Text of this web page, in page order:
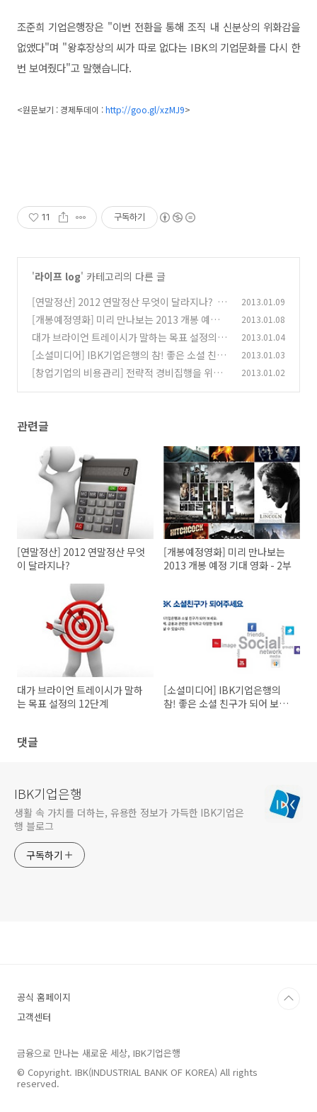
조준희 기업은행장은 "이번 전환을 통해 조직 내 신분상의 위화감을
없앴다"며 "왕후장상의 씨가 따로 없다는 IBK의 기업문화를 다시 한
번 보여줬다"고 말했습니다.
<원문보기 : 경제투데이 :http://goo.gl/xzMJ9>
11 구독하기
'라이프 log' 카테고리의 다른 글
[연말정산] 2012 연말정산 무엇이 달라지나?
(1
0)
2013.01.09
[개봉예정영화] 미리 만나보는 2013 개봉 예정
기대 영화 - 2부 (4)
2013.01.08
대가 브라이언 트레이시가 말하는 목표 설정의 1
2단계
(0)
2013.01.04
[소셜미디어] IBK기업은행의 참! 좋은 소셜 친구
가 되어 보세요! (18)
2013.01.03
[창업기업의 비용관리] 전략적 경비집행을 위한
2013.01.02
관련글
[연말정산] 2012 연말정산 무엇
이 달라지나?
[개봉예정영화] 미리 만나보는
2013 개봉 예정 기대 영화 - 2부
대가 브라이언 트레이시가 말하
는 목표 설정의 12단계
[소셜미디어] IBK기업은행의
참! 좋은 소셜 친구가 되어 보세
댓글
IBK기업은행
생활 속 가치를 더하는, 유용한 정보가 가득한 IBK기업은
행 블로그
구독하기
공식 홈페이지
고객센터
금융으로 만나는 새로운 세상, IBK기업은행
© Copyright. IBK(INDUSTRIAL BANK OF KOREA) All rights
reserved.